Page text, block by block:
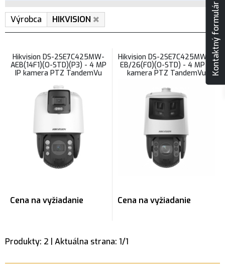
Výrobca HIKVISION
Hikvision DS-2SE7C425MW-
AEB(14F1)(O-STD)(P3) - 4 MP
IP kamera PTZ TandemVu
Cena na vyžiadanie
Hikvision DS-2SE7C425MWG-
EB/26(F0)(O-STD) - 4 MP IP
kamera PTZ TandemVu
otočná+panoramatická, 2 x
snímač
Cena na vyžiadanie
Produkty: 2 | Aktuálna strana: 1/1
Kontaktný formulár